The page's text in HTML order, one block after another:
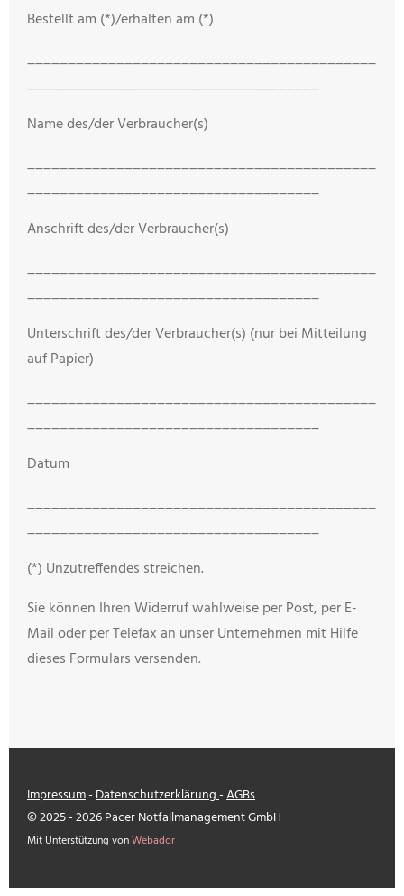
Bestellt am (*)/erhalten am (*)
___________________________________________
____________________________________
Name des/der Verbraucher(s)
___________________________________________
____________________________________
Anschrift des/der Verbraucher(s)
___________________________________________
____________________________________
Unterschrift des/der Verbraucher(s) (nur bei Mitteilung
auf Papier)
___________________________________________
____________________________________
Datum
___________________________________________
____________________________________
(*) Unzutreffendes streichen.
Sie können Ihren Widerruf wahlweise per Post, per E-
Mail oder per Telefax an unser Unternehmen mit Hilfe
dieses Formulars versenden.
Impressum-Datenschutzerklärung-AGBs
© 2025 - 2026 Pacer Notfallmanagement GmbH
Mit Unterstützung vonWebador